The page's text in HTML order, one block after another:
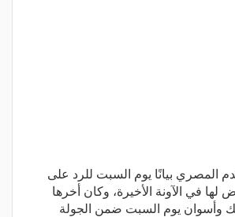
المصري بيانًا يوم السبت للرد على
لها في الآونة الأخيرة، وكان أخرها
وأسوان يوم السبت ضمن الجولة